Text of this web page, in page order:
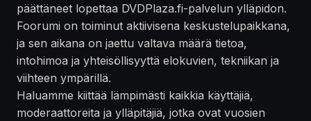
päättäneet lopettaa DVDPlaza.fi-palvelun ylläpidon.
Foorumi on toiminut aktiivisena keskustelupaikkana,
ja sen aikana on jaettu valtava määrä tietoa,
intohimoa ja yhteisöllisyyttä elokuvien, tekniikan ja
viihteen ympärillä.
Haluamme kiittää lämpimästi kaikkia käyttäjiä,
moderaattoreita ja ylläpitäjiä, jotka ovat vuosien